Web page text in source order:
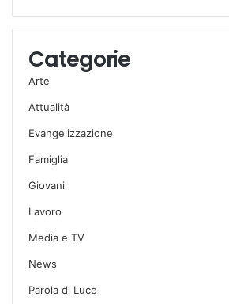
Categorie
Arte
Attualità
Evangelizzazione
Famiglia
Giovani
Lavoro
Media e TV
News
Parola di Luce